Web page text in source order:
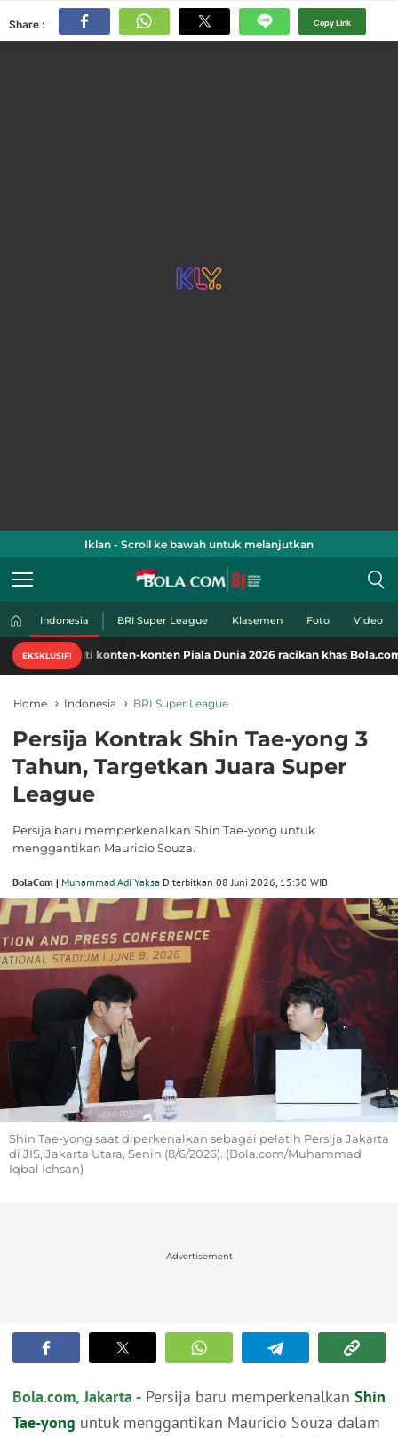
Share : Copy Link
Iklan - Scroll ke bawah untuk melanjutkan
Indonesia BRI Super League Klasemen Foto Video
EKSKLUSIF!
konten-konten Piala Dunia 2026 racikan khas Bola.com. Klik di sini!
Home Indonesia BRI Super League
Persija Kontrak Shin Tae-yong 3
Tahun, Targetkan Juara Super
League
Persija baru memperkenalkan Shin Tae-yong untuk
menggantikan Mauricio Souza.
BolaCom | Muhammad Adi Yaksa Diterbitkan 08 Juni 2026, 15:30 WIB
Shin Tae-yong saat diperkenalkan sebagai pelatih Persija Jakarta
di JIS, Jakarta Utara, Senin (8/6/2026). (Bola.com/Muhammad
Iqbal Ichsan)
Advertisement
Bola.com, Jakarta - Persija baru memperkenalkan Shin
Tae-yong untuk menggantikan Mauricio Souza dalam